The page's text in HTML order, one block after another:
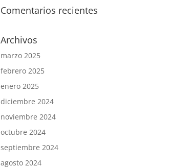
Comentarios recientes
Archivos
marzo 2025
febrero 2025
enero 2025
diciembre 2024
noviembre 2024
octubre 2024
septiembre 2024
agosto 2024